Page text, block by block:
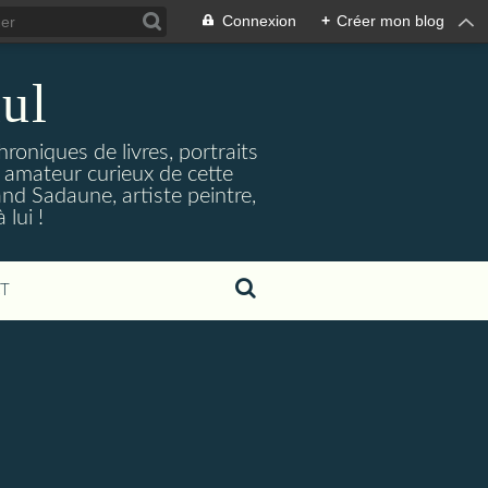
Connexion + Créer mon blog
de livres, portraits
curieux de cette
Sadaune, artiste peintre,
lui !